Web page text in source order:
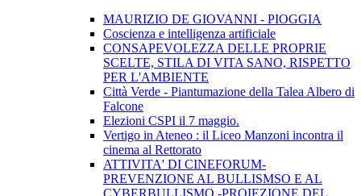
MAURIZIO DE GIOVANNI - PIOGGIA
Coscienza e intelligenza artificiale
CONSAPEVOLEZZA DELLE PROPRIE
SCELTE, STILA DI VITA SANO, RISPETTO
PER L'AMBIENTE
Città Verde - Piantumazione della Talea Albero di
Falcone
Elezioni CSPI il 7 maggio.
Vertigo in Ateneo : il Liceo Manzoni incontra il
cinema al Rettorato
ATTIVITA' DI CINEFORUM-
PREVENZIONE AL BULLISMSO E AL